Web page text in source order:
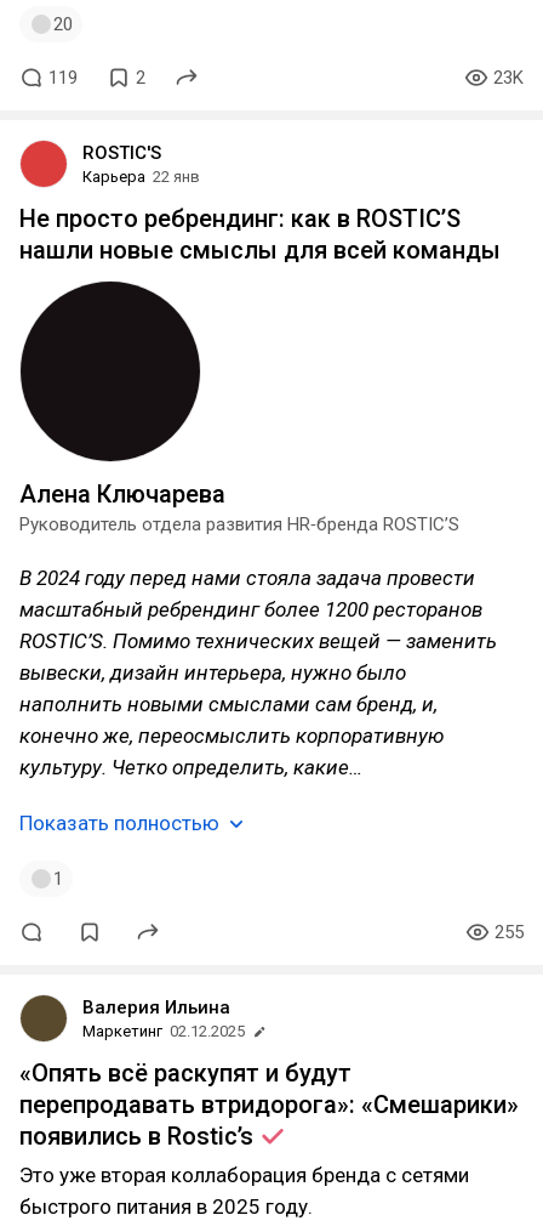
20
119 2 23K
ROSTIC'S
Карьера 22 янв
Не просто ребрендинг: как в ROSTIC’S
нашли новые смыслы для всей команды
Алена Ключарева
Руководитель отдела развития HR‑бренда ROSTIC’S
В 2024 году перед нами стояла задача провести
масштабный ребрендинг более 1200 ресторанов
ROSTIC’S. Помимо технических вещей — заменить
вывески, дизайн интерьера, нужно было
наполнить новыми смыслами сам бренд, и,
конечно же, переосмыслить корпоративную
культуру. Четко определить, какие…
Показать полностью
1
255
Валерия Ильина
Маркетинг 02.12.2025
«Опять всё раскупят и будут
перепродавать втридорога»: «Смешарики»
появились в Rostic’s
Это уже вторая коллаборация бренда с сетями
быстрого питания в 2025 году.